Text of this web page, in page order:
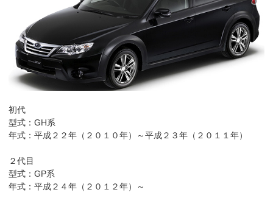
初代
型式：GH系
年式：平成２２年（２０１０年）～平成２３年（２０１１年）
２代目
型式：GP系
年式：平成２４年（２０１２年）～